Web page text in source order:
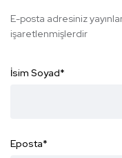
E-posta adresiniz
işaretlenmişlerdir
İsim Soyad*
Eposta*